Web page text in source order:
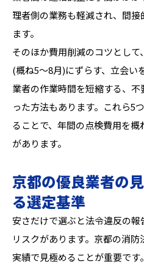
理者側の業務も軽減され、間
ます。
そのほか費用削減のコツとし
(概ね5〜8月)にずらす、立会い
業者の作業時間を短縮する、
った方法もあります。これら5
ることで、年間の点検費用を
があります。
京都の優良業者の
る選定基準
安さだけで選ぶと法令違反の
リスクがあります。京都の消防
実績で見極めることが重要です。